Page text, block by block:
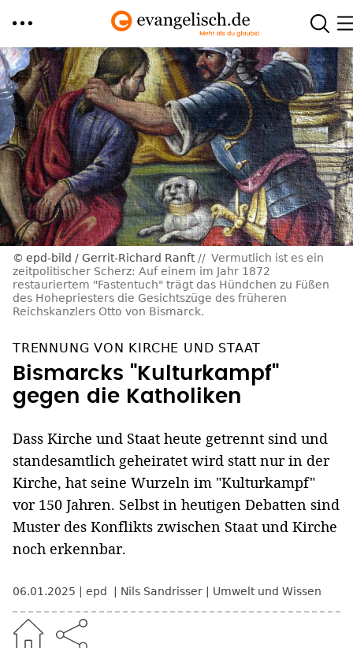
Direkt
zum
Inhalt
epd-bild / Gerrit-Richard Ranft
Vermutlich ist es ein
zeitpolitischer Scherz: Auf einem im Jahr 1872
restauriertem "Fastentuch" trägt das Hündchen zu Füßen
des Hohepriesters die Gesichtszüge des früheren
Reichskanzlers Otto von Bismarck.
TRENNUNG VON KIRCHE UND STAAT
Bismarcks "Kulturkampf"
gegen die Katholiken
Dass Kirche und Staat heute getrennt sind und
standesamtlich geheiratet wird statt nur in der
Kirche, hat seine Wurzeln im "Kulturkampf"
vor 150 Jahren. Selbst in heutigen Debatten sind
Muster des Konflikts zwischen Staat und Kirche
noch erkennbar.
06.01.2025 epd Nils Sandrisser Umwelt und Wissen